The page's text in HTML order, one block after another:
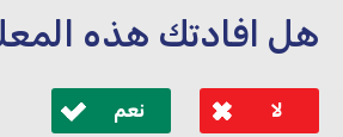
هل افادتك هذه
لا نعم